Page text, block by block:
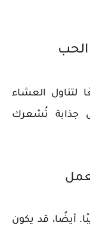
لتناول العشاء
جذابة تُشعرك
أيضًا، قد يكون